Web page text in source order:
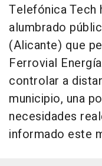
Telefónica Tech
alumbrado
(Alicante) que
Ferrovial
controlar a
municipio, una
necesidades
informado este